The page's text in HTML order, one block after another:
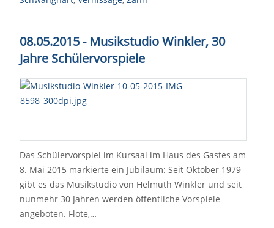
08.05.2015 - Musikstudio Winkler, 30
Jahre Schülervorspiele
Das Schülervorspiel im Kursaal im Haus des Gastes am
8. Mai 2015 markierte ein Jubiläum: Seit Oktober 1979
gibt es das Musikstudio von Helmuth Winkler und seit
nunmehr 30 Jahren werden öffentliche Vorspiele
angeboten. Flöte,…